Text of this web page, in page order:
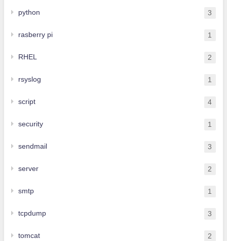
python 3
rasberry pi 1
RHEL 2
rsyslog 1
script 4
security 1
sendmail 3
server 2
smtp 1
tcpdump 3
tomcat 2